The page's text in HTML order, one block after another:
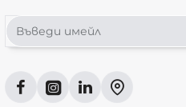
Въведи
имейл